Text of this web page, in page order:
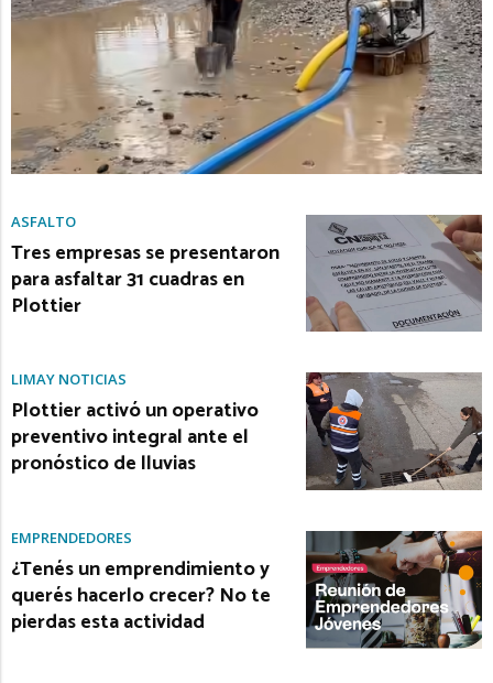
ASFALTO
Tres empresas se presentaron
para asfaltar 31 cuadras en
Plottier
LIMAY NOTICIAS
Plottier activó un operativo
preventivo integral ante el
pronóstico de lluvias
EMPRENDEDORES
¿Tenés un emprendimiento y
querés hacerlo crecer? No te
pierdas esta actividad